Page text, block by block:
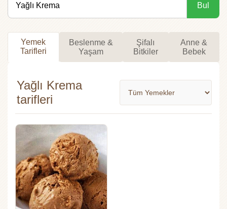
Bul
Yemek
Tarifleri
Beslenme &
Yaşam
Şifalı
Bitkiler
Anne &
Bebek
Yağlı Krema
tarifleri